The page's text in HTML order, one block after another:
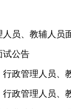
员、教辅人员
试公告
政管理人员、
政管理人员、